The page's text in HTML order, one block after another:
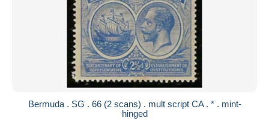
Bermuda . SG . 66 (2 scans) . mult script CA . * . mint-
hinged